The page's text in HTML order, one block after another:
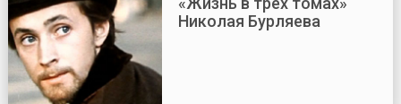
Николая Бурляева